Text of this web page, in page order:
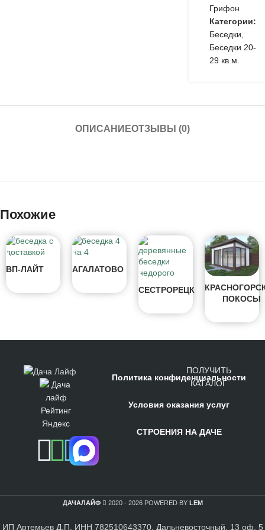
Грифон
Категории:
Беседки
Беседки 20-
29 кв.м.
ОПИСАНИЕОТЗЫВЫ (0)
Похожие
ВП-ЛАЙТ АГАЛАТОВО
СЕСТРОРЕЦК
ПОКОСЫ
Политика конфиденциальности
Условия оказания услуг
СТРОЕНИЯ НА ДАЧЕ
ПОЛУЧИТЬ
КАТАЛОГ
ДАЧАЛАЙФ 2020 - 2026 POWERED BY LEM
ИП Артемьев Д.П. ИНН 782510643370, Дальневосточный, 13 оф. 5